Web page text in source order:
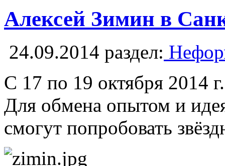
Алексей Зимин в
24.09.2014 раздел:
С 17 по 19 октября 2014
Для обмена опытом и
смогут попробовать